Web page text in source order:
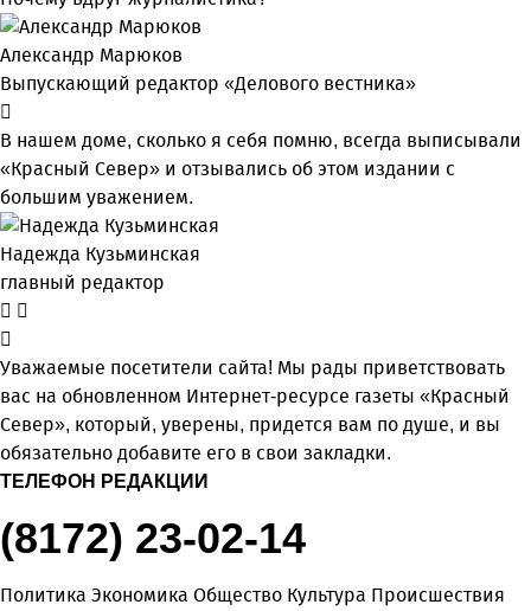
Александр Марюков
Выпускающий редактор «Делового вестника»
В нашем доме, сколько я себя помню, всегда выписывали
«Красный Север» и отзывались об этом издании с
большим уважением.
Надежда Кузьминская
главный редактор
Уважаемые посетители сайта! Мы рады приветствовать
вас на обновленном Интернет-ресурсе газеты «Красный
Север», который, уверены, придется вам по душе, и вы
обязательно добавите его в свои закладки.
ТЕЛЕФОН РЕДАКЦИИ
(8172) 23-02-14
Политика Экономика Общество Культура Происшествия